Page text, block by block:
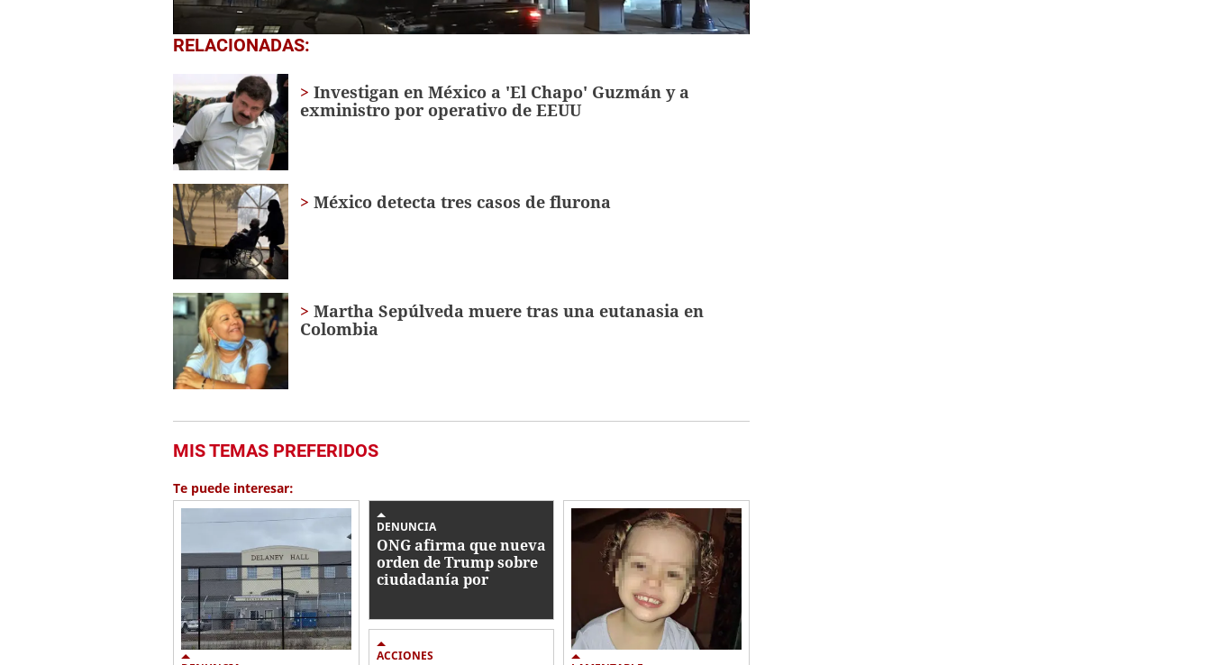
0
seconds
minute,
41
secondsVolume
0%
RELACIONADAS:
Investigan en México a 'El Chapo' Guzmán y a
exministro por operativo de EEUU
México detecta tres casos de flurona
Martha Sepúlveda muere tras una eutanasia en
Colombia
MIS TEMAS PREFERIDOS
Te puede interesar:
DENUNCIA
ONG afirma que nueva
orden de Trump sobre
ciudadanía por
ACCIONES